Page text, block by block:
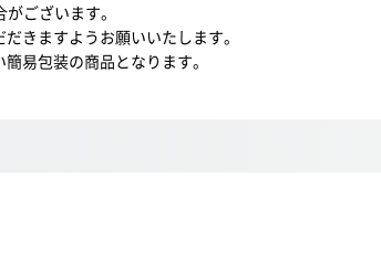
ございます。
きますようお願いいたします。
易包装の商品となります。